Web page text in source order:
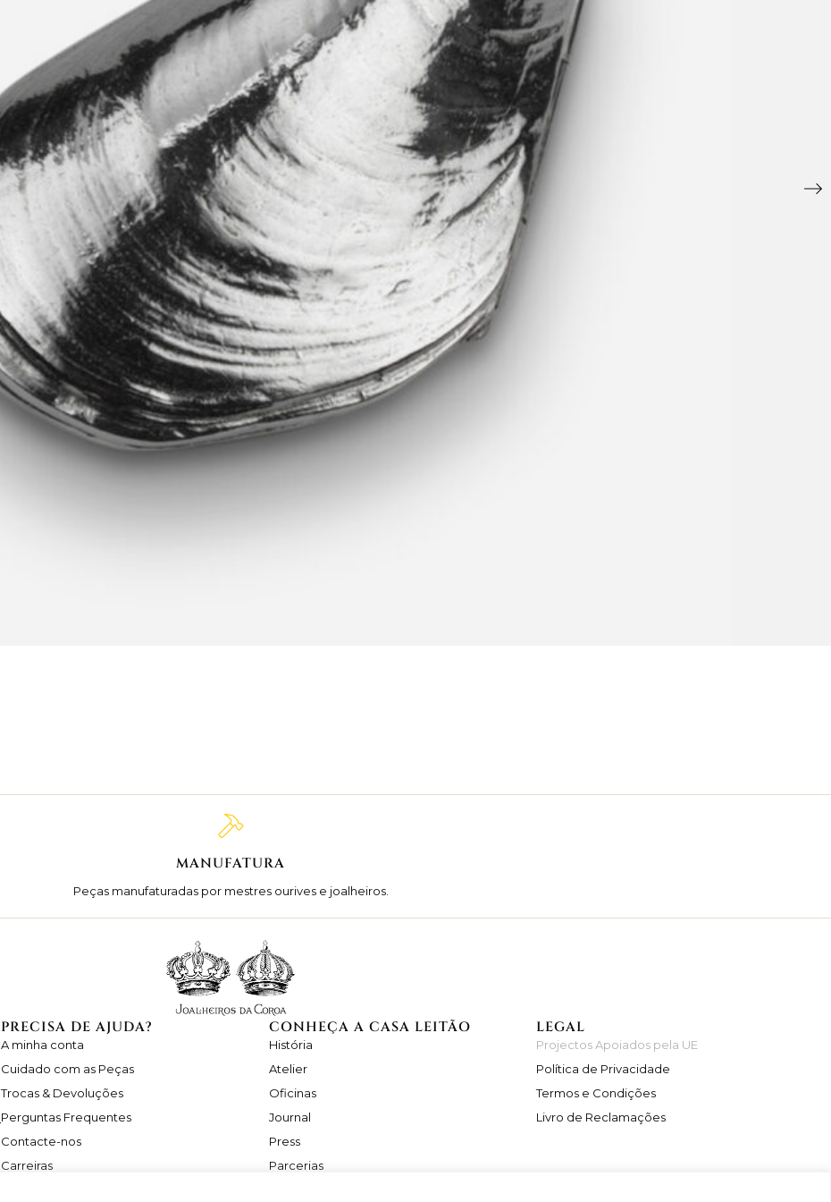
MANUFATURA
Peças manufaturadas por mestres ourives e joalheiros.
PRECISA DE AJUDA?
A minha conta
Cuidado com as Peças
Trocas & Devoluções
Perguntas Frequentes
Contacte-nos
Carreiras
CONHEÇA A CASA LEITÃO
História
Atelier
Oficinas
Journal
Press
Parcerias
LEGAL
Projectos Apoiados pela UE
Política de Privacidade
Termos e Condições
Livro de Reclamações